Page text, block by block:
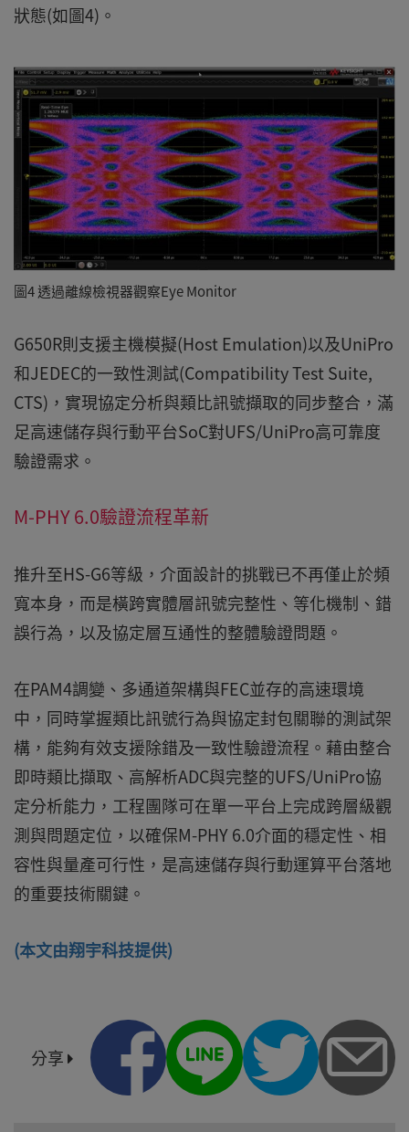
狀態(如圖4)。
圖4 透過離線檢視器觀察Eye Monitor
G650R則支援主機模擬(Host Emulation)以及UniPro
和JEDEC的一致性測試(Compatibility Test Suite,
CTS)，實現協定分析與類比訊號擷取的同步整合，滿
足高速儲存與行動平台SoC對UFS/UniPro高可靠度
驗證需求。
M-PHY 6.0驗證流程革新
推升至HS-G6等級，介面設計的挑戰已不再僅止於頻
寬本身，而是橫跨實體層訊號完整性、等化機制、錯
誤行為，以及協定層互通性的整體驗證問題。
在PAM4調變、多通道架構與FEC並存的高速環境
中，同時掌握類比訊號行為與協定封包關聯的測試架
構，能夠有效支援除錯及一致性驗證流程。藉由整合
即時類比擷取、高解析ADC與完整的UFS/UniPro協
定分析能力，工程團隊可在單一平台上完成跨層級觀
測與問題定位，以確保M-PHY 6.0介面的穩定性、相
容性與量產可行性，是高速儲存與行動運算平台落地
的重要技術關鍵。
(本文由翔宇科技提供)
分享